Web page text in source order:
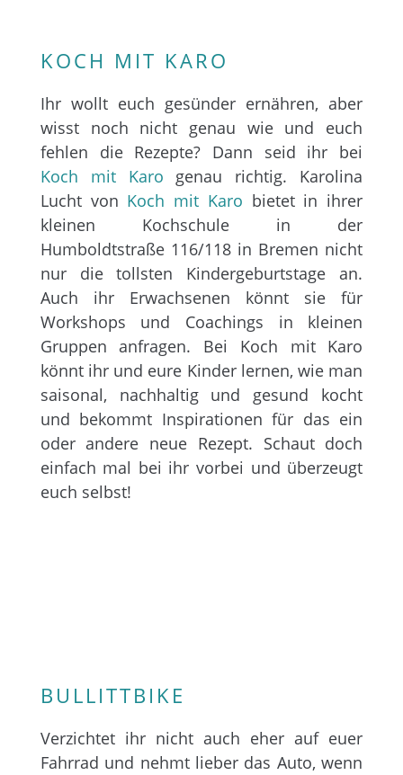
KOCH MIT KARO
Ihr wollt euch gesünder ernähren, aber
wisst noch nicht genau wie und euch
fehlen die Rezepte? Dann seid ihr bei
Koch mit Karo genau richtig. Karolina
Lucht von Koch mit Karo bietet in ihrer
kleinen Kochschule in der
Humboldtstraße 116/118 in Bremen nicht
nur die tollsten Kindergeburtstage an.
Auch ihr Erwachsenen könnt sie für
Workshops und Coachings in kleinen
Gruppen anfragen. Bei Koch mit Karo
könnt ihr und eure Kinder lernen, wie man
saisonal, nachhaltig und gesund kocht
und bekommt Inspirationen für das ein
oder andere neue Rezept. Schaut doch
einfach mal bei ihr vorbei und überzeugt
euch selbst!
BULLITTBIKE
Verzichtet ihr nicht auch eher auf euer
Fahrrad und nehmt lieber das Auto, wenn